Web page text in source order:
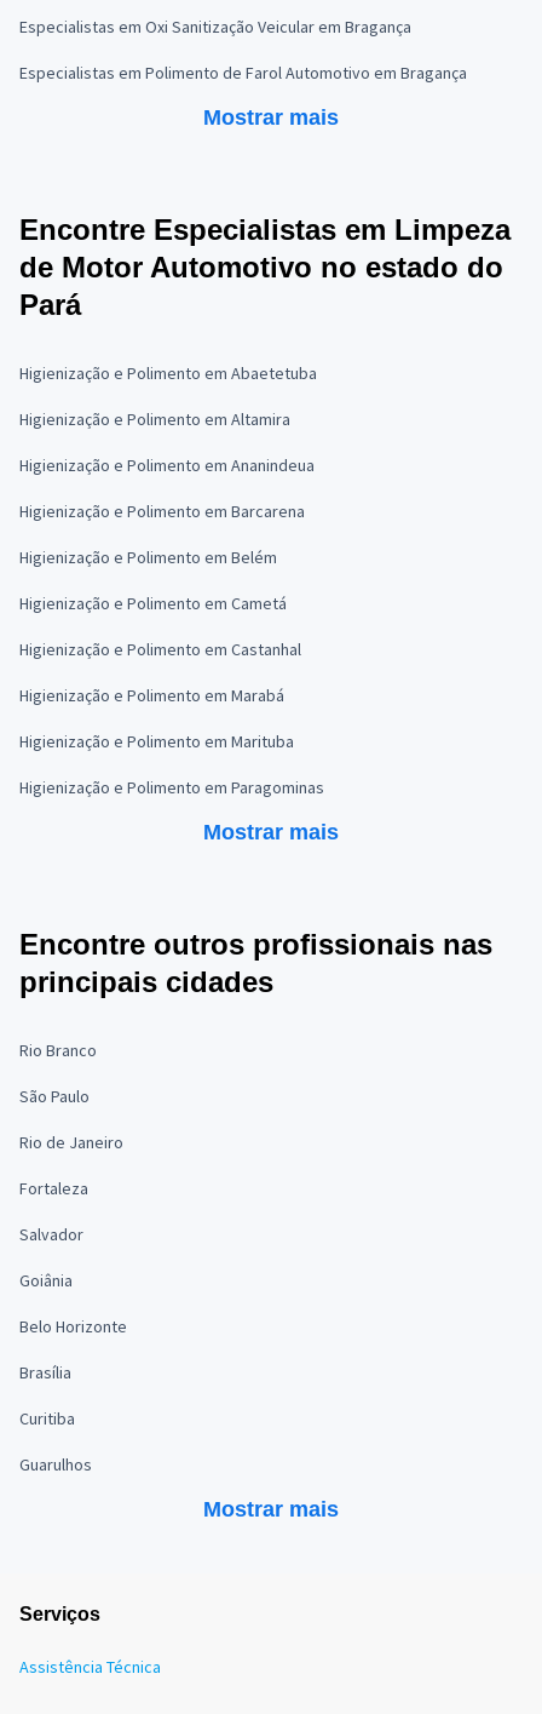
Especialistas em Oxi Sanitização Veicular em Bragança
Especialistas em Polimento de Farol Automotivo em Bragança
Mostrar mais
Encontre Especialistas em Limpeza
de Motor Automotivo no estado do
Pará
Higienização e Polimento em Abaetetuba
Higienização e Polimento em Altamira
Higienização e Polimento em Ananindeua
Higienização e Polimento em Barcarena
Higienização e Polimento em Belém
Higienização e Polimento em Cametá
Higienização e Polimento em Castanhal
Higienização e Polimento em Marabá
Higienização e Polimento em Marituba
Higienização e Polimento em Paragominas
Mostrar mais
Encontre outros profissionais nas
principais cidades
Rio Branco
São Paulo
Rio de Janeiro
Fortaleza
Salvador
Goiânia
Belo Horizonte
Brasília
Curitiba
Guarulhos
Mostrar mais
Serviços
Assistência Técnica